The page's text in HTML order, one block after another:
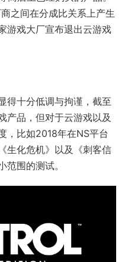
之间在分成比关系上产生
游戏大厂宣布退出云游戏
得十分低调与拘谨，截至
产品，但对于云游戏以及
，比如2018年在NS平台
生化危机》以及《刺客信
围的测试。